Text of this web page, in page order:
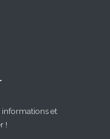
informations et
!